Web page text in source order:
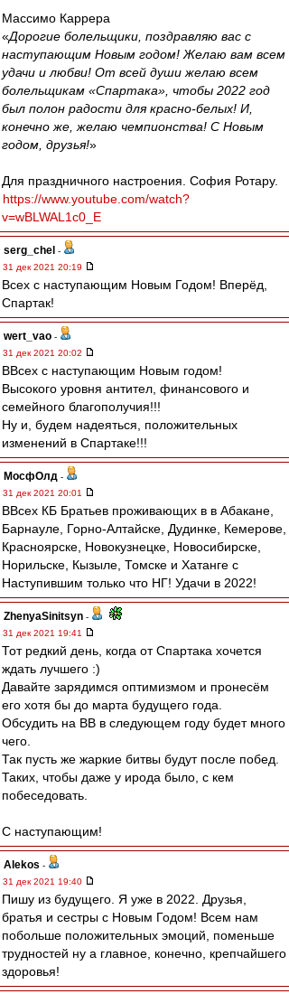
Массимо Каррера
«Дорогие болельщики, поздравляю вас с
наступающим Новым годом! Желаю вам всем
удачи и любви! От всей души желаю всем
болельщикам «Спартака», чтобы 2022 год
был полон радости для красно-белых! И,
конечно же, желаю чемпионства! С Новым
годом, друзья!»
Для праздничного настроения. София Ротару.
https://www.youtube.com/watch?
v=wBLWAL1c0_E
serg_chel -
31 дек 2021 20:19
Всех с наступающим Новым Годом! Вперёд,
Спартак!
wert_vao -
31 дек 2021 20:02
ВВсех с наступающим Новым годом!
Высокого уровня антител, финансового и
семейного благополучия!!!
Ну и, будем надеяться, положительных
изменений в Спартаке!!!
МосфОлд -
31 дек 2021 20:01
ВВсех КБ Братьев проживающих в в Абакане,
Барнауле, Горно-Алтайске, Дудинке, Кемерове,
Красноярске, Новокузнецке, Новосибирске,
Норильске, Кызыле, Томске и Хатанге с
Наступившим только что НГ! Удачи в 2022!
ZhenyaSinitsyn -
31 дек 2021 19:41
Тот редкий день, когда от Спартака хочется
ждать лучшего :)
Давайте зарядимся оптимизмом и пронесём
его хотя бы до марта будущего года.
Обсудить на ВВ в следующем году будет много
чего.
Так пусть же жаркие битвы будут после побед.
Таких, чтобы даже у ирода было, с кем
побеседовать.
С наступающим!
Alekos -
31 дек 2021 19:40
Пишу из будущего. Я уже в 2022. Друзья,
братья и сестры с Новым Годом! Всем нам
побольше положительных эмоций, поменьше
трудностей ну а главное, конечно, крепчайшего
здоровья!